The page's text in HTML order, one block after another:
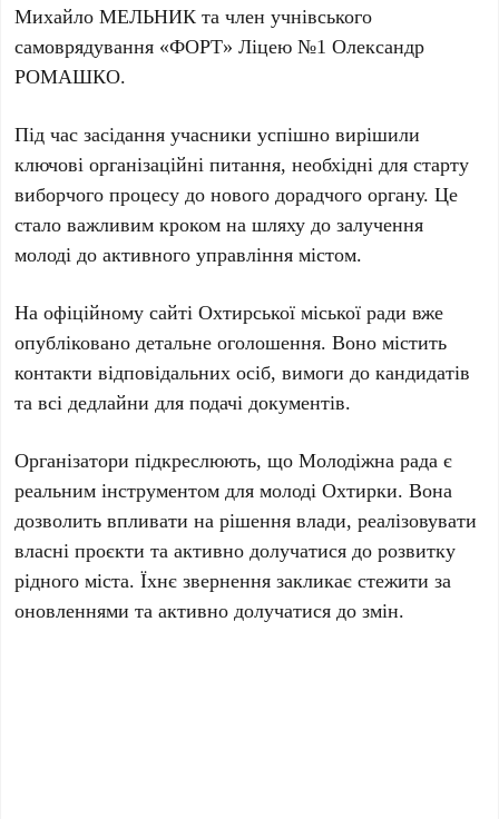
Михайло МЕЛЬНИК та член учнівського
самоврядування «ФОРТ» Ліцею №1Олександр
РОМАШКО.
Під час засідання учасники успішно вирішили
ключові організаційні питання, необхідні для старту
виборчого процесу до нового дорадчого органу. Це
стало важливим кроком на шляху до залучення
молоді до активного управління містом.
На офіційному сайтіОхтирської міської ради вже
опубліковано детальне оголошення. Воно містить
контакти відповідальних осіб, вимоги до кандидатів
та всі дедлайни для подачі документів.
Організатори підкреслюють, щоМолодіжна рада є
реальним інструментом для молоді Охтирки. Вона
дозволить впливати на рішення влади, реалізовувати
власні проєкти та активно долучатися до розвитку
рідного міста. Їхнє звернення закликає стежити за
оновленнями та активно долучатися до змін.